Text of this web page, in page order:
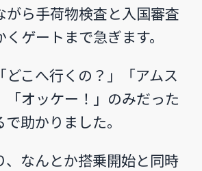
がら手荷物検査と入国審査
ゲートまで急ぎます。
どこへ行くの？」「アムス
「オッケー！」のみだった
助かりました。
、なんとか搭乗開始と同時